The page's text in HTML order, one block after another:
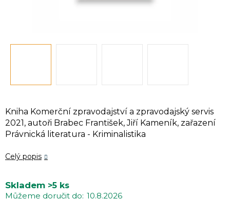
Kniha Komerční zpravodajství a zpravodajský servis
2021, autoři Brabec František, Jiří Kameník, zařazení
Právnická literatura - Kriminalistika
Celý popis
Skladem >5 ks
10.8.2026